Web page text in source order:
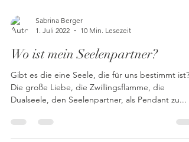
1. Juli 2022
10 Min. Lesezeit
Wo ist mein Seelenpartner?
Gibt es die eine Seele, die für uns bestimmt ist?
Dualseele, den Seelenpartner, als Pendant zu...